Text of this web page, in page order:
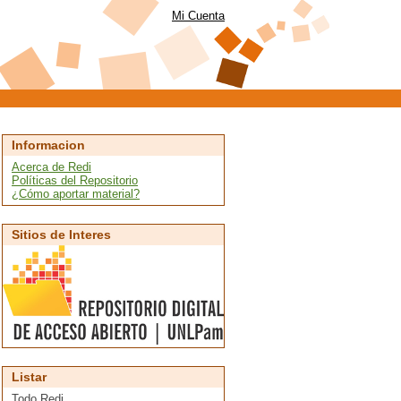
Mi Cuenta
Informacion
Acerca de Redi
Políticas del Repositorio
¿Cómo aportar material?
Sitios de Interes
Listar